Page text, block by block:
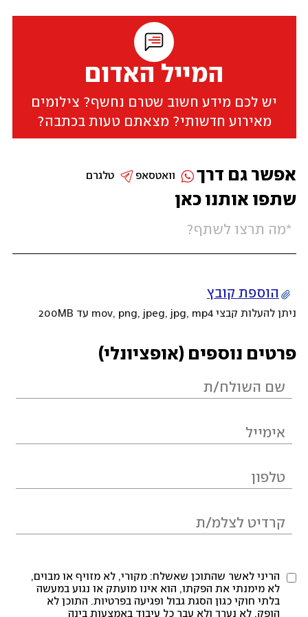
המייל האדום
יש לכם מידע חשוב שטרם נחשף? צילומים
מאירוע חדשותי? מצאתם טעות בכתבה?
שתפו אותנו כאן
הוספת קובץ
ניתן להעלות קבצי mov, png, jpeg, jpg, mp4 עד 200MB
פרטים נוספים (אופציונלי)
הריני לאשר שהתוכן שאשלח: מקורי, לא מזויף או מבוים,
לא מימנתי את הפקתו, הוא אינו מועתק או נגוע במעשה
בלתי חוקי כגון הסגת גבול ופגיעה בפרטיות. התוכן לא
הופק, לא נערך ולא עבר כל עיבוד באמצעות בינה
אפשר גם דרך טלגרם וואטסאפ